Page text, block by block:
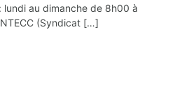
lundi au dimanche de 8h00 à
(Syndicat […]